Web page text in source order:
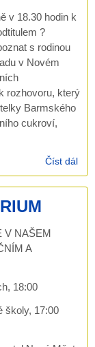
v 18.30 hodin k
?
s rodinou
v Novém
rozhovoru, který
Barmského
cukroví,
Číst dál
V NAŠEM
A
18:00
školy, 17:00